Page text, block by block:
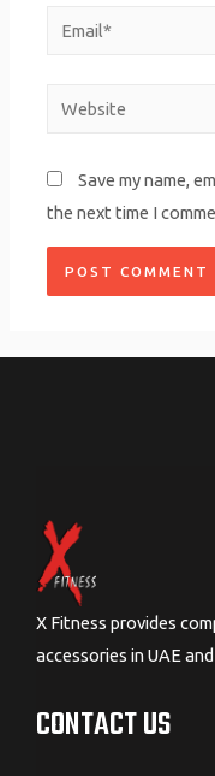
Email*
Website
Save my name,
the next time I
X Fitness provides
accessories in UAE
CONTACT US